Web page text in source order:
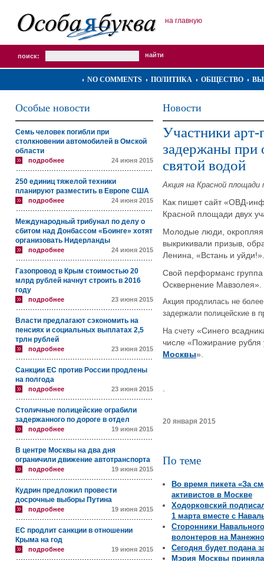
на главную
поиск:
NO COMMENTS ПОЛИТИКА ОБЩЕСТВО
Особые новости
Семь человек погибли при
столкновении автомобилей в Омской
области
подробнее 24 июня 2015
250 единиц тяжелой техники
планируют разместить в Европе США
подробнее 24 июня 2015
Международный трибунал по делу о
сбитом над Донбассом «Боинге» хотят
организовать Нидерланды
подробнее 24 июня 2015
Газопровод в Крым стоимостью 20
млрд рублей начнут строить в 2016
году
подробнее 23 июня 2015
Власти предлагают сэкономить на
пенсиях и социальных выплатах 2,5
трлн рублей
подробнее 23 июня 2015
Санкции ЕС против России продлены
на полгода
подробнее 23 июня 2015
Столичные полицейские ограбили
задержанного по дороге в отдел
подробнее 19 июня 2015
В центре Москвы на два дня
ограничили движение автотранспорта
подробнее 19 июня 2015
Кудрин предложил провести
досрочные выборы Путина
подробнее 19 июня 2015
ЕС продлит санкции в отношении
Крыма на год
подробнее 19 июня 2015
Новости
Участники
задержаны при
святой водой
Акция на Красной площади
Как пишет сайт «ОВД-
Красной площади двух
Молодые люди, окропляя
выкрикивали призыв,
Ленина, «Встань и уйди!».
Свой перформанс группа
Осквернение Мавзолея»
Акция продлилась не
задержали полицейские в
На счету «Синего
числе «Пожирание рубля
Москвы».
20 января 2015
По теме
Во время пикета «За
активистов в Москве
Ходорковский
1 марта вместе с
Сторонники
волонтеров на
Сегодня будет подана
Мэрия Москвы приняла